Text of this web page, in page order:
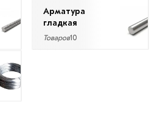
Арматура
гладкая
Товаров10